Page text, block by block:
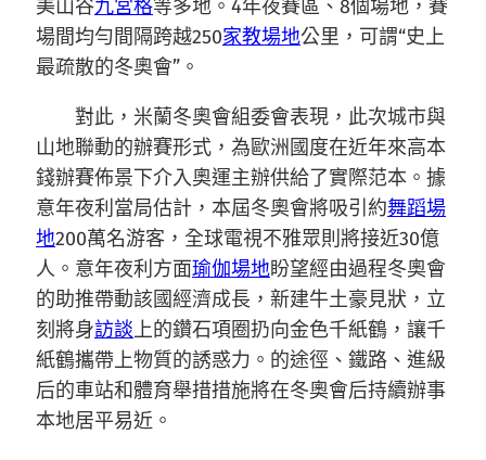
美山谷九宮格等多地。4年夜賽區、8個場地，賽
場間均勻間隔跨越250家教場地公里，可謂“史上
最疏散的冬奧會”。
對此，米蘭冬奧會組委會表現，此次城市與
山地聯動的辦賽形式，為歐洲國度在近年來高本
錢辦賽佈景下介入奧運主辦供給了實際范本。據
意年夜利當局估計，本屆冬奧會將吸引約舞蹈場
地200萬名游客，全球電視不雅眾則將接近30億
人。意年夜利方面瑜伽場地盼望經由過程冬奧會
的助推帶動該國經濟成長，新建牛土豪見狀，立
刻將身訪談上的鑽石項圈扔向金色千紙鶴，讓千
紙鶴攜帶上物質的誘惑力。的途徑、鐵路、進級
后的車站和體育舉措措施將在冬奧會后持續辦事
本地居平易近。